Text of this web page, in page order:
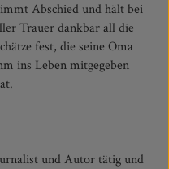
und Autor tätig und